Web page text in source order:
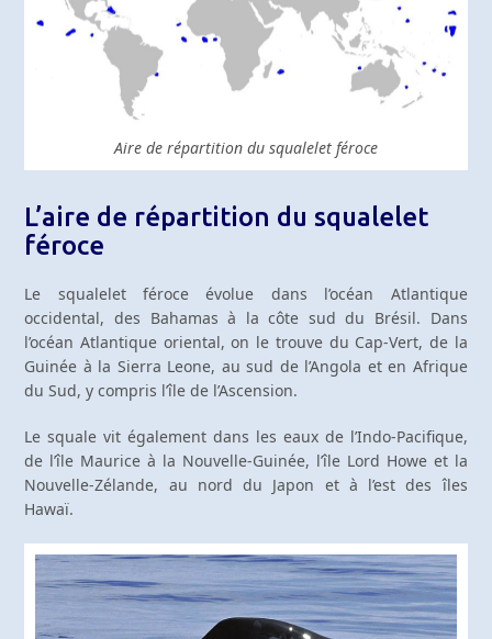
Aire de répartition du squalelet féroce
L’aire de répartition du squalelet
féroce
Le squalelet féroce évolue dans l’océan Atlantique
occidental, des Bahamas à la côte sud du Brésil. Dans
l’océan Atlantique oriental, on le trouve du Cap-Vert, de la
Guinée à la Sierra Leone, au sud de l’Angola et en Afrique
du Sud, y compris l’île de l’Ascension.
Le squale vit également dans les eaux de l’Indo-Pacifique,
de l’île Maurice à la Nouvelle-Guinée, l’île Lord Howe et la
Nouvelle-Zélande, au nord du Japon et à l’est des îles
Hawaï.